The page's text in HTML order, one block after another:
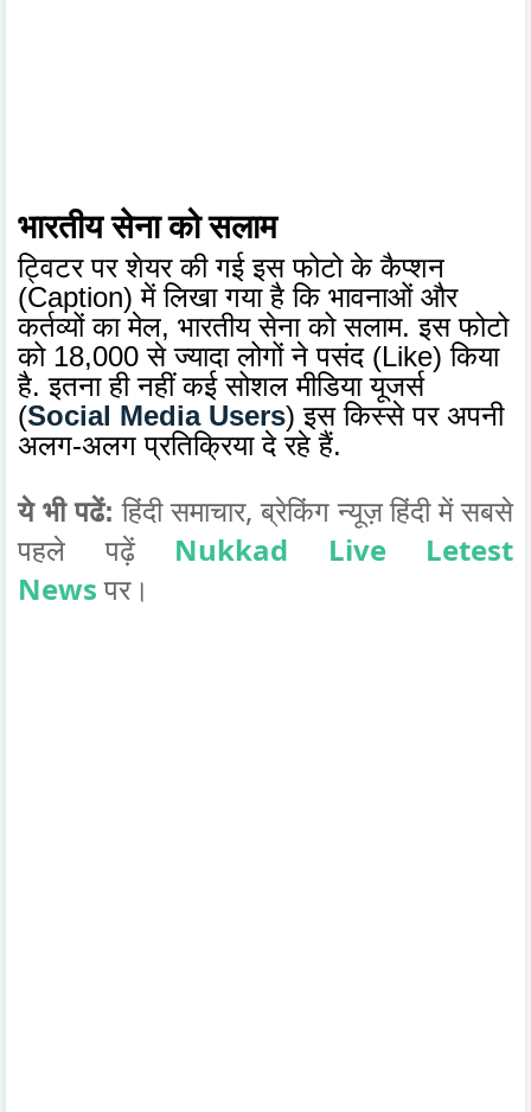
भारतीय सेना को सलाम
ट्विटर पर शेयर की गई इस फोटो के कैप्शन
(Caption) में लिखा गया है कि भावनाओं और
कर्तव्यों का मेल, भारतीय सेना को सलाम. इस फोटो
को 18,000 से ज्यादा लोगों ने पसंद (Like) किया
है. इतना ही नहीं कई सोशल मीडिया यूजर्स
(Social Media Users) इस किस्से पर अपनी
अलग-अलग प्रतिक्रिया दे रहे हैं.
ये भी पढें:हिंदी समाचार, ब्रेकिंग न्यूज़ हिंदी मेंसबसे
पहले पढ़ें Nukkad Live Letest
Newsपर।